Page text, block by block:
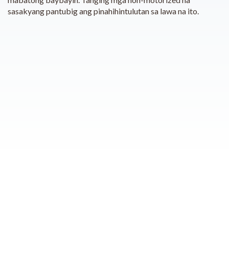
sasakyang pantubig ang pinahihintulutan sa lawa na ito.